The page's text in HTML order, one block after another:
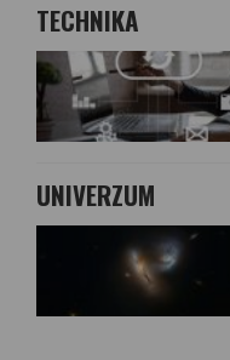
TECHNIKA
UNIVERZUM